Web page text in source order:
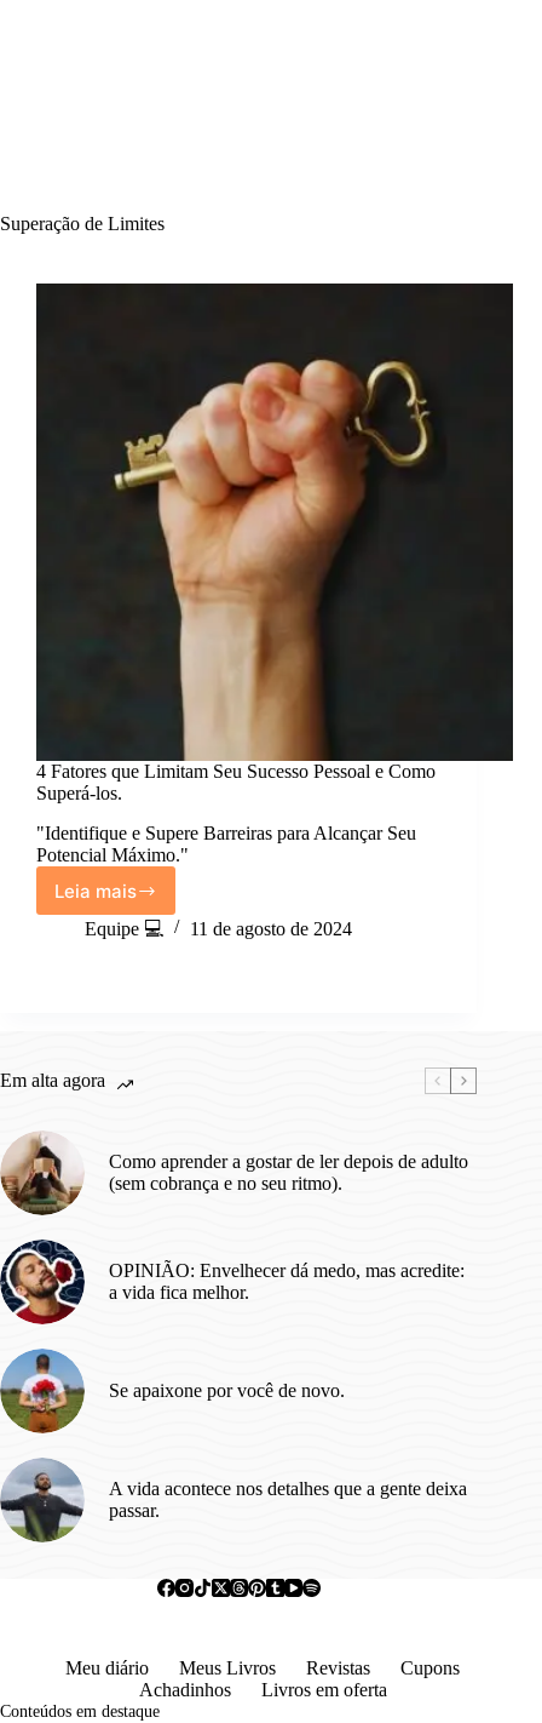
Superação de Limites
4 Fatores que Limitam Seu Sucesso Pessoal e Como
Superá-los.
"Identifique e Supere Barreiras para Alcançar Seu
Potencial Máximo."
Leia mais
4
Fatores
que
Como
Equipe 💻 11 de agosto de 2024
Em alta agora
Como aprender a gostar de ler depois de adulto
(sem cobrança e no seu ritmo).
OPINIÃO: Envelhecer dá medo, mas acredite:
a vida fica melhor.
Se apaixone por você de novo.
A vida acontece nos detalhes que a gente deixa
passar.
Meu diário Meus Livros Revistas
Cupons
Achadinhos
Livros em oferta
Conteúdos em destaque